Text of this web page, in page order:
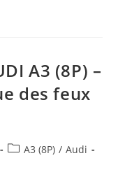
A3 (8P) –
des feux
PostA3 (8P) / Audi